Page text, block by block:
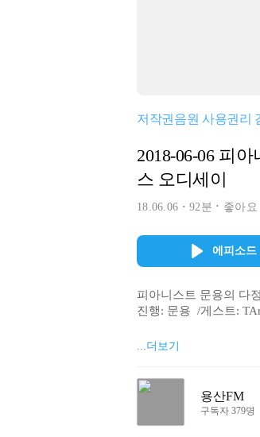
저작권음원 사용권리
2018-06-06 피
스 오디세이
18.06.06 92분 좋아
에피소드
피아니스트 문용의 다
진행: 문용  /게스트:
피아니스트 문용의 다
은 작품을 남기지는
여러분도 이제부터 스
...더보기
용산FM
구독자 379명